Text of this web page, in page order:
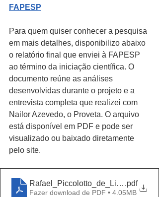
FAPESP
Para quem quiser conhecer a pesquisa
em mais detalhes, disponibilizo abaixo
o relatório final que enviei à FAPESP
ao término da iniciação científica. O
documento reúne as análises
desenvolvidas durante o projeto e a
entrevista completa que realizei com
Nailor Azevedo, o Proveta. O arquivo
está disponível em PDF e pode ser
visualizado ou baixado diretamente
pelo site.
.pdf
Fazer download de PDF • 4.05MB